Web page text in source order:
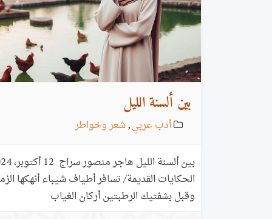
بين ألسنة الليل
أدب عربي,شعر وخواطر
الحكايات القديمة/ تسافر أطياف شيباء
وقبل بشفتيك الرطبتين